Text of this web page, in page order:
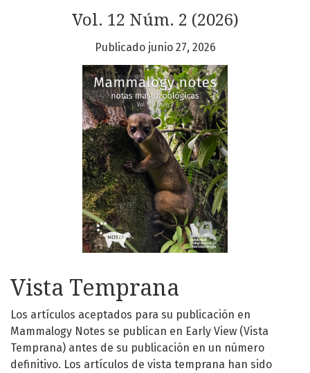
Vol. 12 Núm. 2 (2026)
Publicado junio 27, 2026
Vista Temprana
Los artículos aceptados para su publicación en
Mammalogy Notes se publican en Early View (Vista
Temprana) antes de su publicación en un número
definitivo. Los artículos de vista temprana han sido